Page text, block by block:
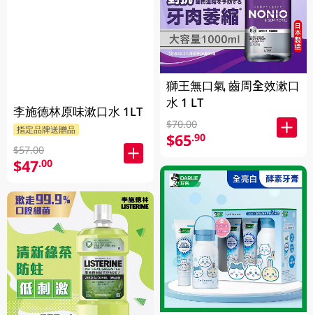
李施德林原味漱口水 1LT
指定品牌送贈品
$57.00
$47.00
獅王無口氣 齒周全效漱口
水 1 LT
$70.00
$65.90